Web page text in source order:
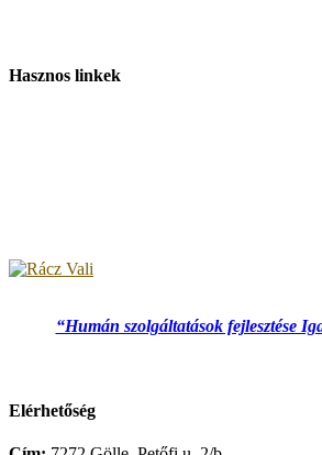
Hasznos linkek
“Humán szolgáltatások fejlesztése
Elérhetőség